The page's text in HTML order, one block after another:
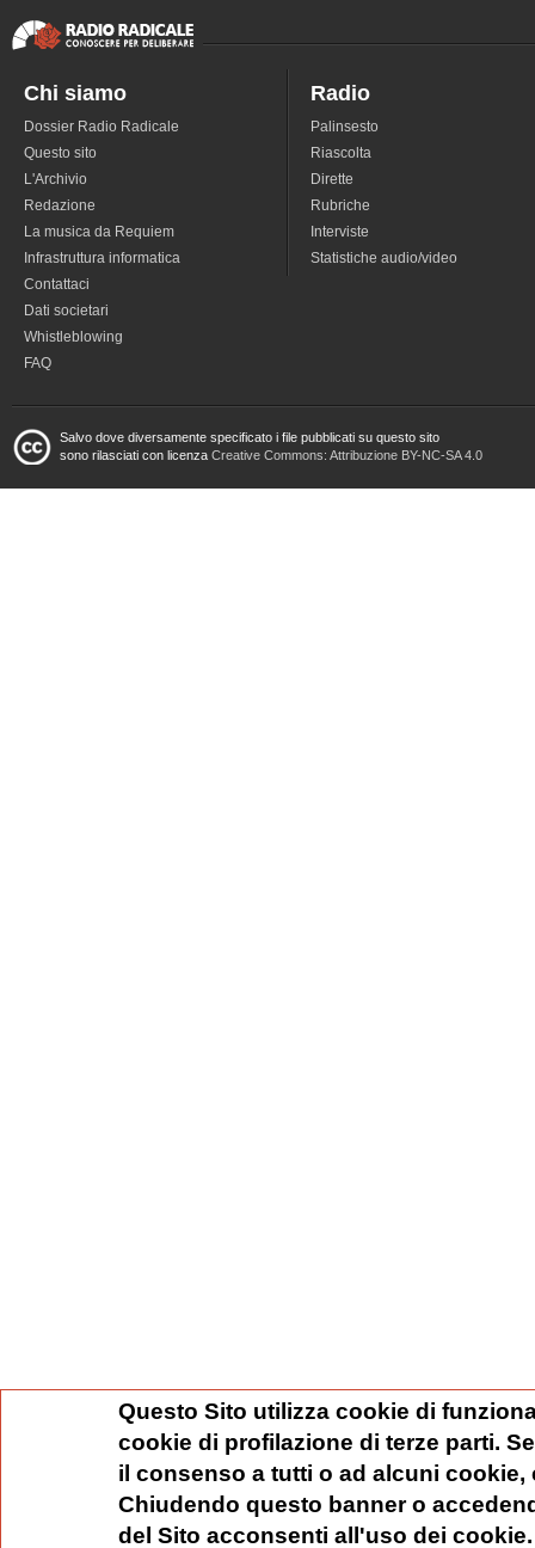
Chi siamo
Dossier Radio Radicale
Questo sito
L'Archivio
Redazione
La musica da Requiem
Infrastruttura informatica
Contattaci
Dati societari
Whistleblowing
FAQ
Radio
Palinsesto
Riascolta
Dirette
Rubriche
Interviste
Statistiche audio/video
Salvo dove diversamente specificato i file pubblicati su questo sito
sono rilasciati con licenza Creative Commons: Attribuzione BY-NC-SA 4.0
Questo Sito utilizza cookie di
cookie di profilazione di terze parti.
il consenso a tutti o ad alcuni
Chiudendo questo banner o
del Sito acconsenti all'uso dei cookie.